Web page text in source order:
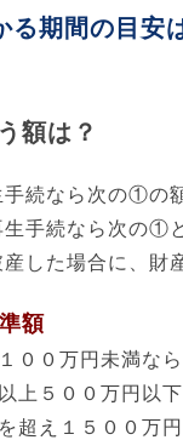
る期間の目
額は？
手続なら次の①の
生手続なら次の①
産した場合に、
額
００万円未満な
上５００万円以
超え１５００万